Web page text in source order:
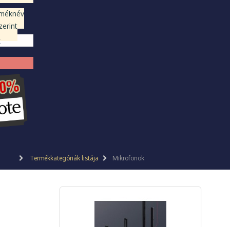
Termékkategóriák listája Mikrofonok